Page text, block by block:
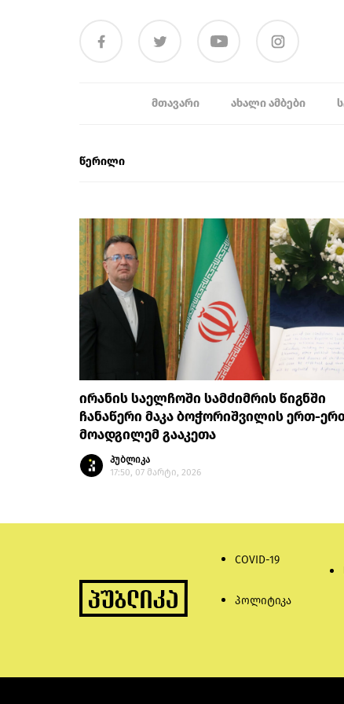
ᲛᲗᲐᲕᲐᲠᲘ ᲐᲮᲐᲚᲘ ᲐᲛᲑᲔᲑᲘ
წერილი
ირანის საელჩოში სამძიმრის წიგნში
ჩანაწერი მაკა ბოჭორიშვილის ერთ-
მოადგილემ გააკეთა
პუბლიკა
17:50, 07 მარტი, 2026
COVID-19
პოლიტიკა